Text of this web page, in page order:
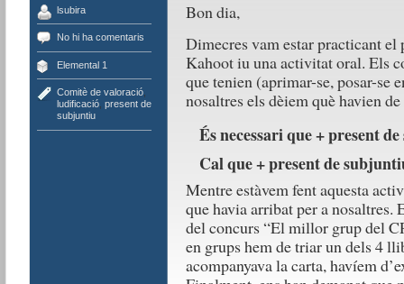
lsubira
No hi ha comentaris
Elemental 1
Comitè de valoració,
ludificació, present de
subjuntiu
Bon dia,
Dimecres vam estar practicant
Kahoot iu una activitat oral. Els
que tenien (aprimar-se, posar-
nosaltres els dèiem què havien
És necessari que + present
Cal que + present de
Mentre estàvem fent aquesta
que havia arribat per a nosaltres.
del concurs “El millor grup del
en grups hem de triar un dels 4
acompanyava la carta, havíem